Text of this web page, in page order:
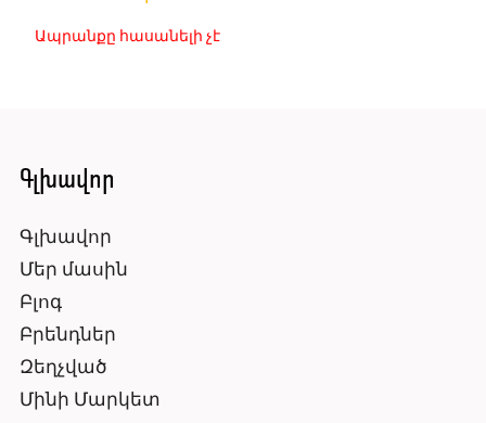
Ապրանքը հասանելի չէ
Գլխավոր
Գլխավոր
Մեր մասին
Բլոգ
Բրենդներ
Զեղչված
Մինի Մարկետ